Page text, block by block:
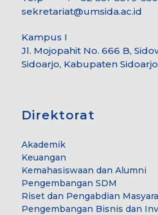
sekretariat@umsida.ac.id
Kampus I
Jl. Mojopahit No. 666 B,
Sidoarjo, Kabupaten
Direktorat
Akademik
Keuangan
Kemahasiswaan dan Alumni
Pengembangan SDM
Riset dan Pengabdian
Pengembangan Bisnis dan